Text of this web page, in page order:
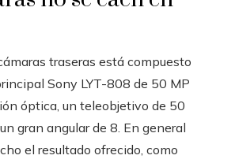
traseras está compuesto
Sony LYT-808 de 50 MP
óptica, un teleobjetivo de 50
gran angular de 8. En general
el resultado ofrecido, como